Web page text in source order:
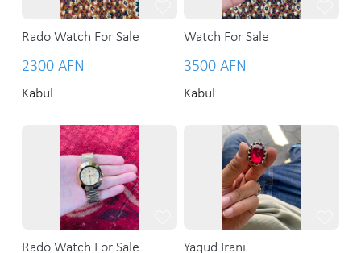
Rado Watch For Sale
2300 AFN
Kabul
Watch For Sale
3500 AFN
Kabul
Rado Watch For Sale Yaqud Irani